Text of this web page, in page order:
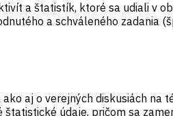
a štatistík, ktoré sa udiali v
a schváleného zadania
aj o verejných diskusiách na
údaje, pričom sa